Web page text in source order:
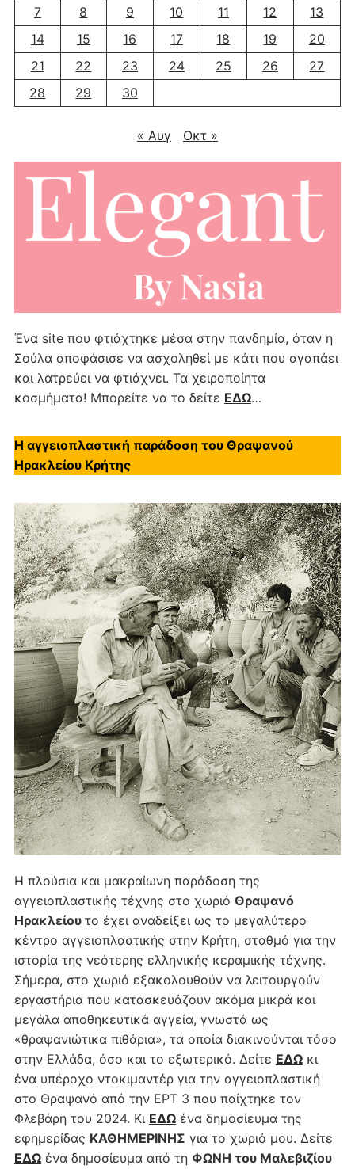
7
8 9 10 11 12
13
14
15 16 17 18 19
20
21
22 23 24 25 26
27
28
29 30
« Αυγ Οκτ »
Ένα site που φτιάχτηκε μέσα στην πανδημία, όταν η
Σούλα αποφάσισε να ασχοληθεί με κάτι που αγαπάει
και λατρεύει να φτιάχνει. Τα χειροποίητα
κοσμήματα! Μπορείτε να το δείτε ΕΔΩ…
Η αγγειοπλαστική παράδοση του Θραψανού
Ηρακλείου Κρήτης
Η πλούσια και μακραίωνη παράδοση της
αγγειοπλαστικής τέχνης στο χωριό Θραψανό
Ηρακλείου το έχει αναδείξει ως το μεγαλύτερο
κέντρο αγγειοπλαστικής στην Κρήτη, σταθμό για την
ιστορία της νεότερης ελληνικής κεραμικής τέχνης.
Σήμερα, στο χωριό εξακολουθούν να λειτουργούν
εργαστήρια που κατασκευάζουν ακόμα μικρά και
μεγάλα αποθηκευτικά αγγεία, γνωστά ως
«θραψανιώτικα πιθάρια», τα οποία διακινούνται τόσο
στην Ελλάδα, όσο και το εξωτερικό. Δείτε ΕΔΩκι
ένα υπέροχο ντοκιμαντέρ για την αγγειοπλαστική
στο Θραψανό από την ΕΡΤ 3 που παίχτηκε τον
Φλεβάρη του 2024. Κι ΕΔΩένα δημοσίευμα της
εφημερίδας ΚΑΘΗΜΕΡΙΝΗΣ για το χωριό μου. Δείτε
ΕΔΩένα δημοσίευμα από τη ΦΩΝΗ του Μαλεβιζίου